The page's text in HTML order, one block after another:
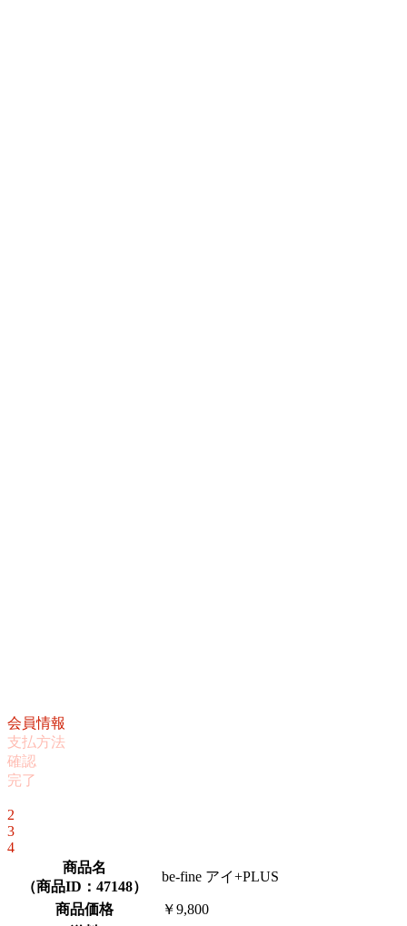
会員情報
支払方法
確認
完了
2
3
4
商品名
（商品ID：47148）
be-fine アイ+PLUS
商品価格
￥9,800